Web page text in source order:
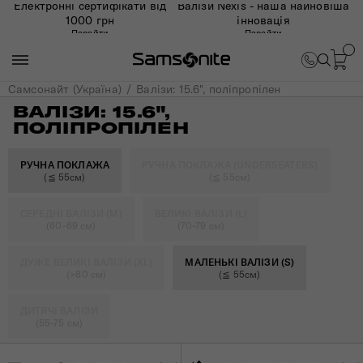
Електронні сертифікати від
1000 грн
Перейти
Валізи Nexis - наша найновіша
інновація
Перейти
Самсонайт (Україна) Валізи: 15.6", поліпропілен
ВАЛІЗИ: 15.6",
ПОЛІПРОПІЛЕН
РУЧНА ПОКЛАЖА
(≦ 55см)
МАЛЕНЬКІ ВАЛІЗИ (S)
(≦ 55см)